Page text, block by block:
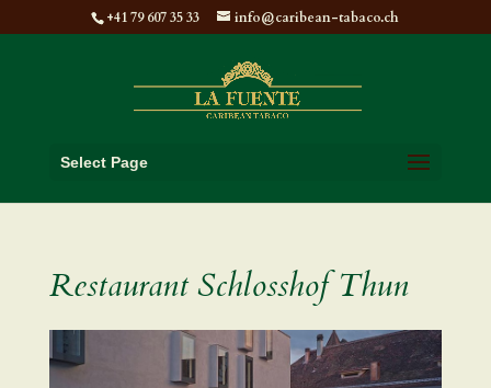
+41 79 607 35 33 info@caribean-tabaco.ch
Select Page
Restaurant Schlosshof Thun